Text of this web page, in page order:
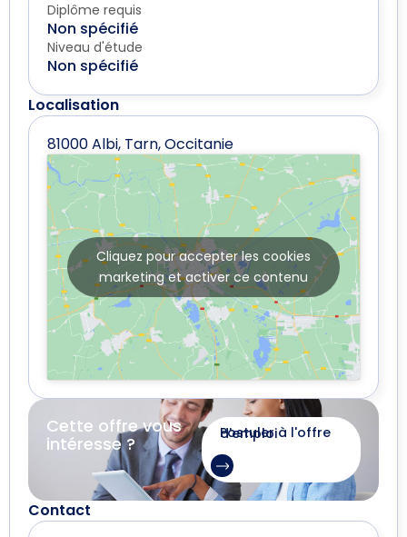
Diplôme requis
Non spécifié
Niveau d'étude
Non spécifié
Localisation
81000 Albi, Tarn, Occitanie
Cliquez pour accepter les cookies
marketing et activer ce contenu
Cette offre vous
intéresse ?
Postuler à l'offre d'emploi
Contact